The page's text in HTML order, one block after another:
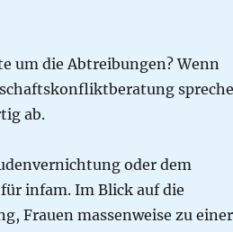
um die Abtreibungen? Wenn
ab.
oder dem
infam. Im Blick auf die
Frauen massenweise zu einer